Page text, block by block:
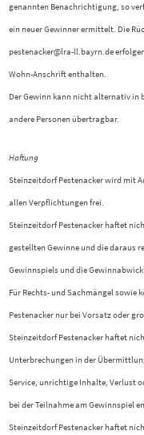
genannten Benachrichtigung, so
ein neuer Gewinner ermittelt. Die
pestenacker@lra-ll.bayrn.de
Wohn-Anschrift enthalten.
Der Gewinn kann nicht alternativ in
andere Personen übertragbar.
Haftung
Steinzeitdorf Pestenacker wird mit
allen Verpflichtungen frei.
Steinzeitdorf Pestenacker haftet
gestellten Gewinne und die daraus
Gewinnspiels und die
Für Rechts- und Sachmängel sowie
Pestenacker nur bei Vorsatz oder
Steinzeitdorf Pestenacker haftet
Unterbrechungen in der
Service, unrichtige Inhalte, Verlust
bei der Teilnahme am Gewinnspiel
Steinzeitdorf Pestenacker haftet